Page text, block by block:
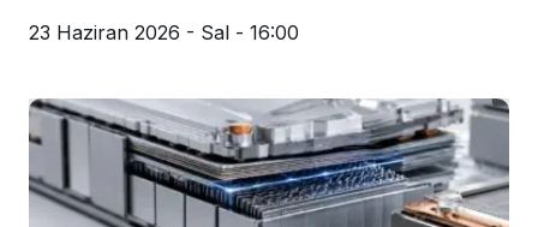
23 Haziran 2026 - Sal - 16:00